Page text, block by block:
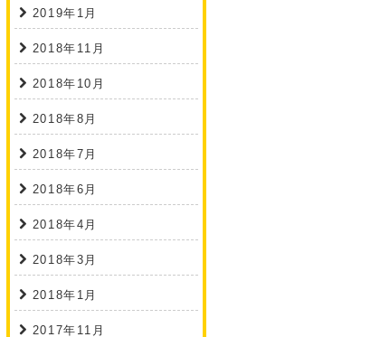
2019年1月
2018年11月
2018年10月
2018年8月
2018年7月
2018年6月
2018年4月
2018年3月
2018年1月
2017年11月